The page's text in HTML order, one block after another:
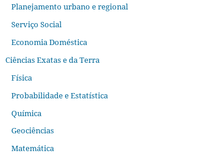
Planejamento urbano e regional
Serviço Social
Economia Doméstica
Ciências Exatas e da Terra
Física
Probabilidade e Estatística
Química
Geociências
Matemática